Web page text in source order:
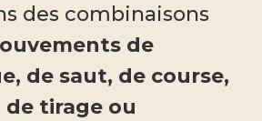
des combinaisons
de
de saut, de course,
de tirage ou